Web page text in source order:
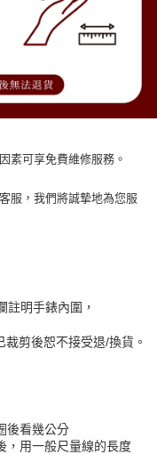
素可享免費維修服務。
服，我們將誠摯地為您服
註明手錶內圍，
剪後恕不接受退/換貨。
後看幾公分
，用一般尺量線的長度